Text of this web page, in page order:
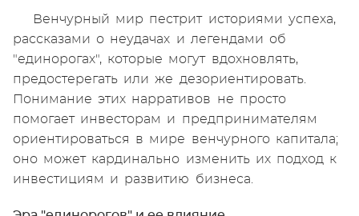
Венчурный мир пестрит историями успеха,
рассказами о неудачах и легендами об
"единорогах", которые могут вдохновлять,
предостерегать или же дезориентировать.
Понимание этих нарративов не просто
помогает инвесторам и предпринимателям
ориентироваться в мире венчурного капитала;
оно может кардинально изменить их подход к
инвестициям и развитию бизнеса.